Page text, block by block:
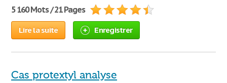
5 160 Mots / 21 Pages
Lire la suite Enregistrer
Cas protextyl analyse